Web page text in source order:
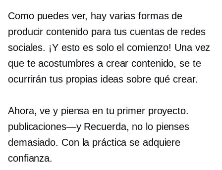
Como puedes ver, hay varias formas de
producir contenido para tus cuentas de redes
sociales. ¡Y esto es solo el comienzo! Una vez
que te acostumbres a crear contenido, se te
ocurrirán tus propias ideas sobre qué crear.
Ahora, ve y piensa en tu primer proyecto.
publicaciones—yRecuerda, no lo pienses
demasiado. Con la práctica se adquiere
confianza.